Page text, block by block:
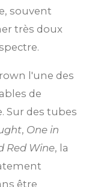
souvent
très doux
l'une des
de
Sur des tubes
, One in
Red Wine, la
être